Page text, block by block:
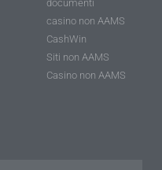
documenti
casino non AAMS
CashWin
Siti non AAMS
Casino non AAMS